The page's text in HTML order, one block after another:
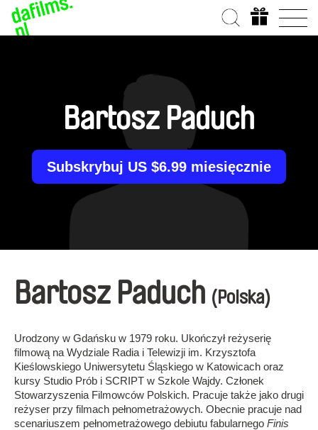
Bartosz Paduch
Subskrybuj US $6.99 miesięcznie
Bartosz Paduch (Polska)
Urodzony w Gdańsku w 1979 roku. Ukończył reżyserię
filmową na Wydziale Radia i Telewizji im. Krzysztofa
Kieślowskiego Uniwersytetu Śląskiego w Katowicach oraz
kursy Studio Prób i SCRIPT w Szkole Wajdy. Członek
Stowarzyszenia Filmowców Polskich. Pracuje także jako drugi
reżyser przy filmach pełnometrażowych. Obecnie pracuje nad
scenariuszem pełnometrażowego debiutu fabularnego Finis